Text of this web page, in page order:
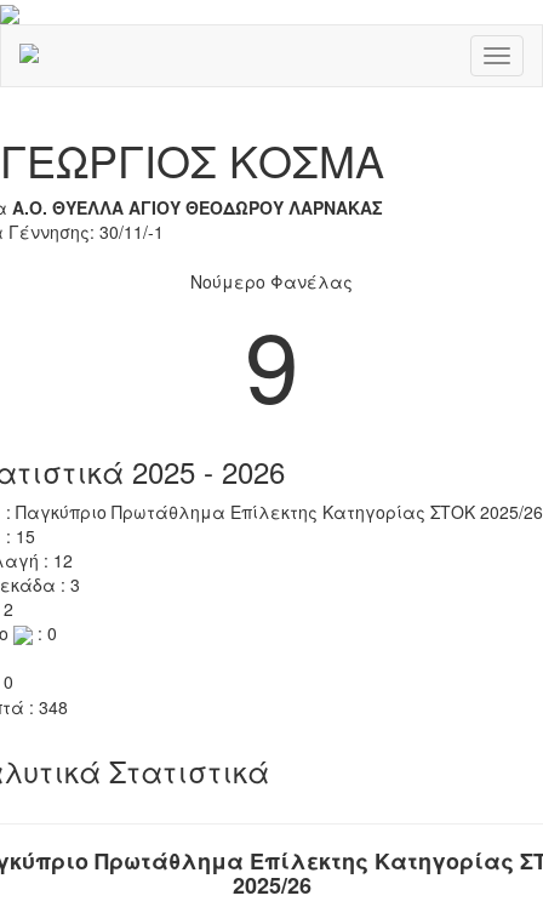
ΓΕΩΡΓΙΟΣ ΚΟΣΜΑ
Α.Ο. ΘΥΕΛΛΑ ΑΓΙΟΥ ΘΕΟΔΩΡΟΥ ΛΑΡΝΑΚΑΣ
30/11/-1
Νούμερο Φανέλας
9
2025 - 2026
: Παγκύπριο Πρωτάθλημα Επίλεκτης Κατηγορίας ΣΤΟΚ 2025/26
: 15
: 12
: 3
: 0
: 348
Στατιστικά
Πρωτάθλημα Επίλεκτης Κατηγορίας
2025/26